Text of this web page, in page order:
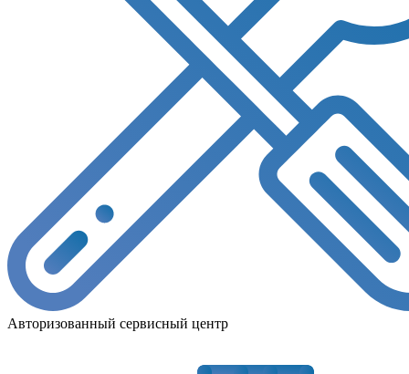
Авторизованный сервисный центр